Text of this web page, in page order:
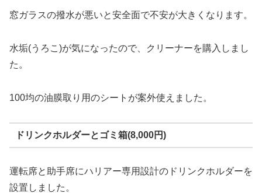
窓ガラスの撥水が悪いと安全面で不安が大きくなります。
水垢(うろこ)が気になったので、クリーナーを購入しまし
た。
100均の油膜取り用のシートが案外使えました。
ドリンクホルダーとゴミ箱(8,000円)
運転席と助手席にハリアー専用設計のドリンクホルダーを
設置しました。